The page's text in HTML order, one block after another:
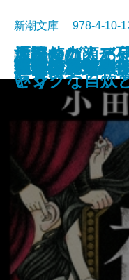
ドリトル先生
魔都シカモア
聖女の、遺産
重力アルケミ
最後の魔法
水─本の小説─
「読む力」と
に身につく
ブルー ハワイ
可哀想な蠅
旅のつばくろ
つ季節─
新潮文庫 978-4-10-
文庫電子書籍あり
禍
原田マハ、ア
いく
遠い声、遠い
連続殺人鬼の
夜が少女を探
文豪の花嫁
名探偵の顔が
ャンクな自炊
戦慄
大好きな人、
とう
キツネ狩り